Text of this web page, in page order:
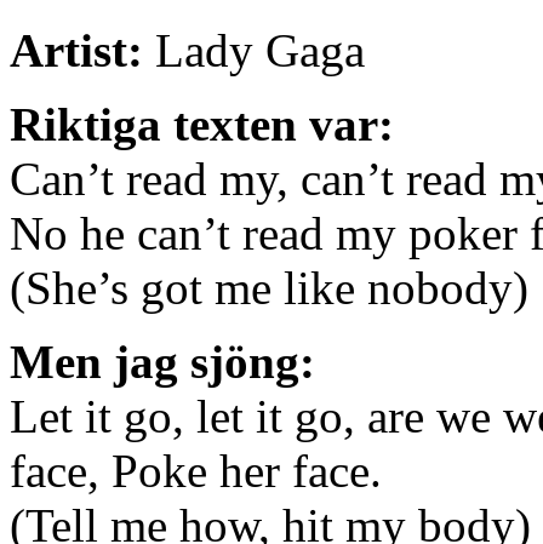
Artist: Lady Gaga
Riktiga texten var:
Can’t read my, can’t read
No he can’t read my poker
(She’s got me like nobody)
Men jag sjöng:
Let it go, let it go, are we
face, Poke her face.
(Tell me how, hit my body)